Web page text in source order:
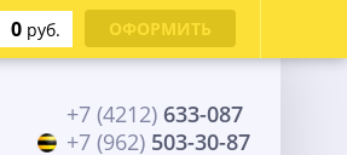
+7 (4212) 633-087
+7 (962) 503-30-87
0 руб. ОФОРМИТЬ